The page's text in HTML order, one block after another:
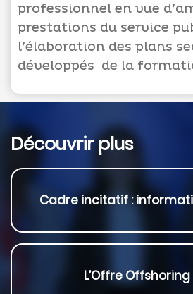
professionnel en vue
prestations du service
l’élaboration des plans
développés de la
Découvrir plus
Cadre incitatif :
L’Offre